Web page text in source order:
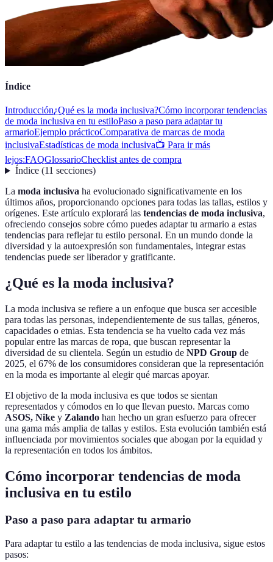
Índice
Introducción¿Qué es la moda inclusiva?Cómo incorporar tendencias
de moda inclusiva en tu estiloPaso a paso para adaptar tu
armarioEjemplo prácticoComparativa de marcas de moda
inclusivaEstadísticas de moda inclusiva📺 Para ir más
lejos:FAQGlossarioChecklist antes de compra
Índice(11 secciones)
La moda inclusiva ha evolucionado significativamente en los
últimos años, proporcionando opciones para todas las tallas, estilos y
orígenes. Este artículo explorará las tendencias de moda inclusiva,
ofreciendo consejos sobre cómo puedes adaptar tu armario a estas
tendencias para reflejar tu estilo personal. En un mundo donde la
diversidad y la autoexpresión son fundamentales, integrar estas
tendencias puede ser liberador y gratificante.
¿Qué es la moda inclusiva?
La moda inclusiva se refiere a un enfoque que busca ser accesible
para todas las personas, independientemente de sus tallas, géneros,
capacidades o etnias. Esta tendencia se ha vuelto cada vez más
popular entre las marcas de ropa, que buscan representar la
diversidad de su clientela. Según un estudio de NPD Group de
2025, el 67% de los consumidores consideran que la representación
en la moda es importante al elegir qué marcas apoyar.
El objetivo de la moda inclusiva es que todos se sientan
representados y cómodos en lo que llevan puesto. Marcas como
ASOS, Nike y Zalando han hecho un gran esfuerzo para ofrecer
una gama más amplia de tallas y estilos. Esta evolución también está
influenciada por movimientos sociales que abogan por la equidad y
la representación en todos los ámbitos.
Cómo incorporar tendencias de moda
inclusiva en tu estilo
Paso a paso para adaptar tu armario
Para adaptar tu estilo a las tendencias de moda inclusiva, sigue estos
pasos: